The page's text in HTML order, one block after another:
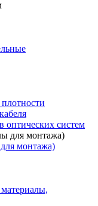
оптических систем
монтажа)